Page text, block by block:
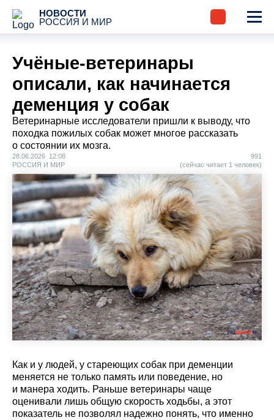
НОВОСТИ
РОССИЯ И МИР
Учёные-ветеринары
описали, как начинается
деменция у собак
Ветеринарные исследователи пришли к выводу, что
походка пожилых собак может многое рассказать
о состоянии их мозга.
28.06.2026 12:08
РОССИЯ И МИР
991
(сейчас читает 1 человек)
Как и у людей, у стареющих собак при деменции
меняется не только память или поведение, но
и манера ходить. Раньше ветеринары чаще
оценивали лишь общую скорость ходьбы, а этот
показатель не позволял надежно понять, что именно